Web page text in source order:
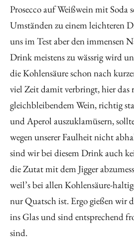
Prosecco auf Weißwein mit Soda
Umständen zu einem leichteren
uns im Test aber den immensen
Drink meistens zu wässrig wird
die Kohlensäure schon nach
viel Zeit damit verbringt, hier das
gleichbleibendem Wein, richtig
und Aperol auszuklamüsern,
wegen unserer Faulheit nicht
sind wir bei diesem Drink auch
die Zutat mit dem Jigger
weil’s bei allen Kohlensäure-
nur Quatsch ist. Ergo gießen wir
ins Glas und sind entsprechend
sind.